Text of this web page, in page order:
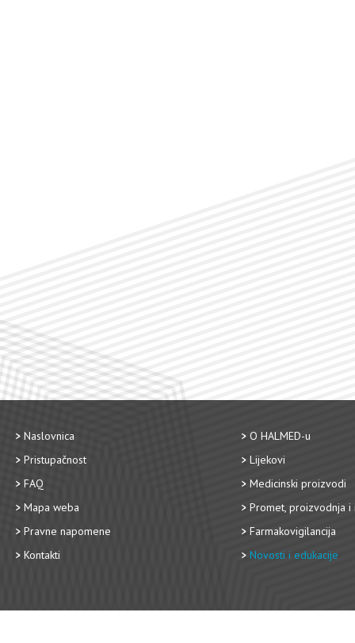
Naslovnica
Pristupačnost
FAQ
Mapa weba
Pravne napomene
Kontakti
O HALMED-u
Lijekovi
Medicinski proizvodi
Promet, proizvodnja i
Farmakovigilancija
Novosti i edukacije